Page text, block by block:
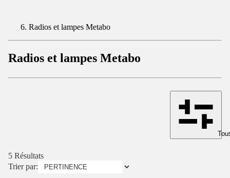
Radios et lampes Metabo
Radios et lampes Metabo
5 Résultats
Trier par: